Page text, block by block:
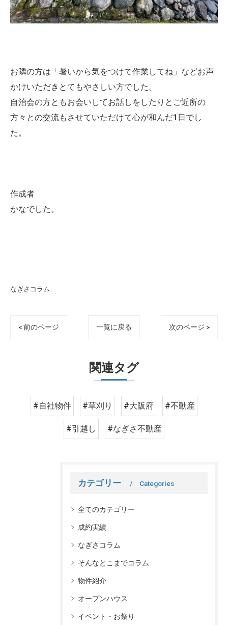
お隣の方は「暑いから気をつけて作業してね」などお声
かけいただきとてもやさしい方でした。
自治会の方ともお会いしてお話しをしたりとご近所の
方々との交流もさせていただけて心が和んだ1日でし
た。
作成者
かなでした。
なぎさコラム
< 前のページ 一覧に戻る 次のページ >
関連タグ
#自社物件 #草刈り #大阪府 #不動産
#引越し #なぎさ不動産
カテゴリー Categories
全てのカテゴリー
成約実績
なぎさコラム
そんなとこまでコラム
物件紹介
オープンハウス
イベント・お祭り